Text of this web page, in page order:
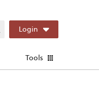
Login
Tools